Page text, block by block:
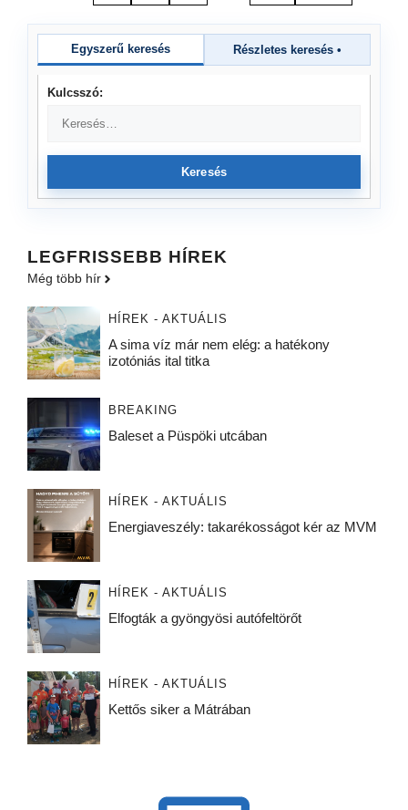
Egyszerű keresés Részletes keresés •
Kulcsszó:
Keresés
LEGFRISSEBB HÍREK
Még több hír
HÍREK - AKTUÁLIS
A sima víz már nem elég: a hatékony
izotóniás ital titka
BREAKING
Baleset a Püspöki utcában
HÍREK - AKTUÁLIS
Energiaveszély: takarékosságot kér az MVM
HÍREK - AKTUÁLIS
Elfogták a gyöngyösi autófeltörőt
HÍREK - AKTUÁLIS
Kettős siker a Mátrában